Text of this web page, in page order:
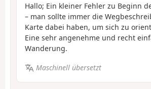
Hallo; Ein kleiner Fehler zu Beginn
– man sollte immer die
Karte dabei haben, um sich zu
Eine sehr angenehme und recht
Wanderung.
Maschinell übersetzt